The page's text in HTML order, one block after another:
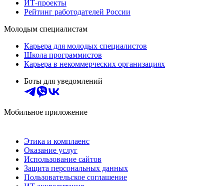
ИТ-проекты
Рейтинг работодателей России
Молодым специалистам
Карьера для молодых специалистов
Школа программистов
Карьера в некоммерческих организациях
Боты для уведомлений
Мобильное приложение
Этика и комплаенс
Оказание услуг
Использование сайтов
Защита персональных данных
Пользовательское соглашение